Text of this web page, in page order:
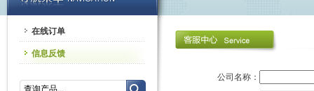
在线订单
信息反馈
公司名称：